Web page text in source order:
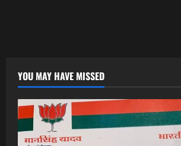
YOU MAY HAVE MISSED